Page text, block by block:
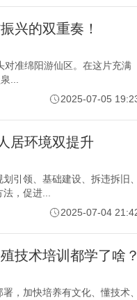
兴的双重奏！
对准绵阳游仙区。在这片充满
...
2025-07-05
居环境双提升
引领、基础建设、拆违拆旧、
，促进...
2025-07-04
技术培训都学了啥？
，加快培养有文化、懂技术、